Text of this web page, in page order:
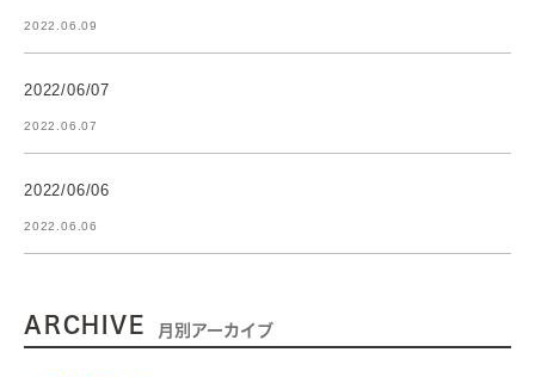
2022.06.09
2022/06/07
2022.06.07
2022/06/06
2022.06.06
ARCHIVE 月別アーカイブ